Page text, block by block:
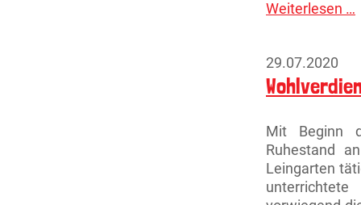
Weiterlesen …
29.07.2020
Mit Beginn
Ruhestand
Leingarten